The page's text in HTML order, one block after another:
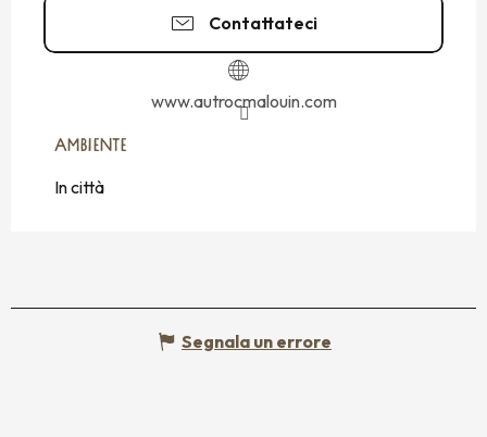
Contattateci
www.autrocmalouin.com
AMBIENTE
AMBIENTE
In città
Segnala un errore